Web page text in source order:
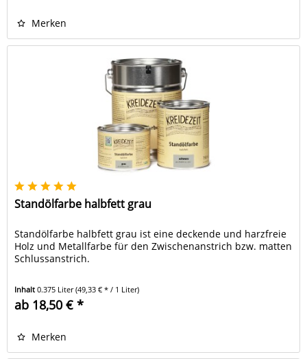
Merken
Standölfarbe halbfett grau
Standölfarbe halbfett grau ist eine deckende und harzfreie
Holz und Metallfarbe für den Zwischenanstrich bzw. matten
Schlussanstrich.
Inhalt0.375 Liter(49,33 € * / 1 Liter)
ab 18,50 € *
Merken